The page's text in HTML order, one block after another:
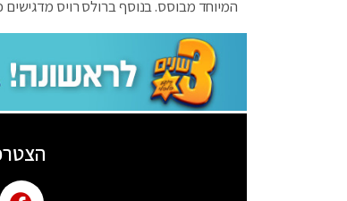
המיוחד מבוסס. בנוסף ברולס רויס